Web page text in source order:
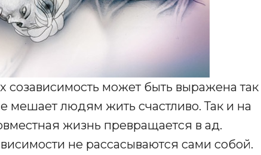
созависимость может быть выражена так
мешает людям жить счастливо. Так и на
жизнь превращается в ад.
не рассасываются сами собой.